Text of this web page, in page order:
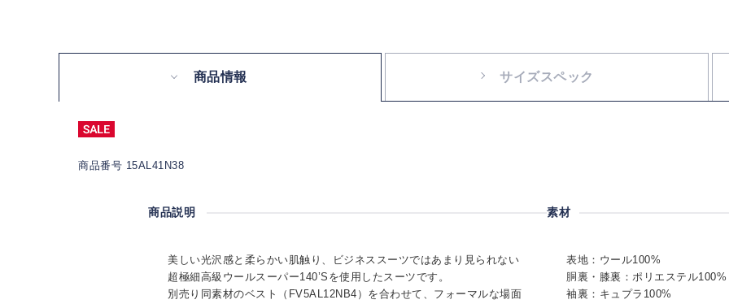
商品情報 サイズスペック
商品番号 15AL41N38
商品説明
美しい光沢感と柔らかい肌触り、ビジネススーツではあまり見られない
超極細高級ウールスーパー140’Sを使用したスーツです。
別売り同素材のベスト（FV5AL12NB4）を合わせて、フォーマルな場面
素材
表地：ウール100%
胴裏・膝裏：ポリエステル100%
袖裏：キュプラ100%